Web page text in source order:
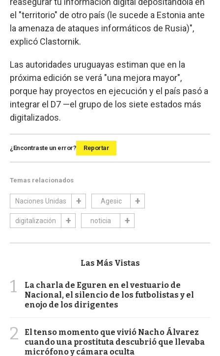
el "territorio" de otro país (le sucede a Estonia ante
la amenaza de ataques informáticos de Rusia)",
explicó Clastornik.
Las autoridades uruguayas estiman que en la
próxima edición se verá "una mejora mayor",
porque hay proyectos en ejecución y el país pasó a
integrar el D7 —el grupo de los siete estados más
digitalizados.
¿Encontraste un error? Reportar
Temas relacionados
Naciones Unidas Agesic
digitalización noticia
Las Más Vistas
1
La charla de Eguren en el vestuario de
Nacional, el silencio de los futbolistas y el
enojo de los dirigentes
2
El tenso momento que vivió Nacho Álvarez
cuando una prostituta descubrió que llevaba
micrófono y cámara oculta